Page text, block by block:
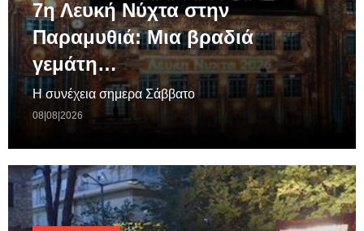
7η Λευκή Νύχτα στην
Παραμυθιά: Μια βραδιά
γεμάτη…
Η συνέχεια σημερα Σάββατο
08|08|2026